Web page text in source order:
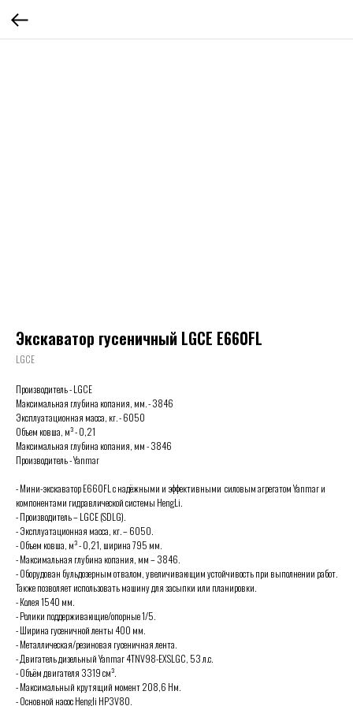
Экскаватор гусеничный LGCE E660FL
LGCE
Производитель - LGCE
Максимальная глубина копания, мм. - 3846
Эксплуатационная масса, кг. - 6050
Объем ковша, м³ - 0,21
Максимальная глубина копания, мм - 3846
Производитель - Yanmar
- Мини-экскаватор E660FL с надёжными и эффективными силовым агрегатом Yanmar и
компонентами гидравлической системы HengLi.
- Производитель – LGCE (SDLG).
- Эксплуатационная масса, кг. – 6050.
- Объем ковша, м³ - 0,21, ширина 795 мм.
- Максимальная глубина копания, мм – 3846.
- Оборудован бульдозерным отвалом, увеличивающим устойчивость при выполнении работ.
Также позволяет использовать машину для засыпки или планировки.
- Колея 1540 мм.
- Ролики поддерживающие/опорные 1/5.
- Ширина гусеничной ленты 400 мм.
- Металлическая/резиновая гусеничная лента.
- Двигатель дизельный Yanmar 4TNV98-EXSLGC, 53 л.с.
- Объём двигателя 3319 см³.
- Максимальный крутящий момент 208,6 Нм.
- Основной насос Hengli HP3V80.